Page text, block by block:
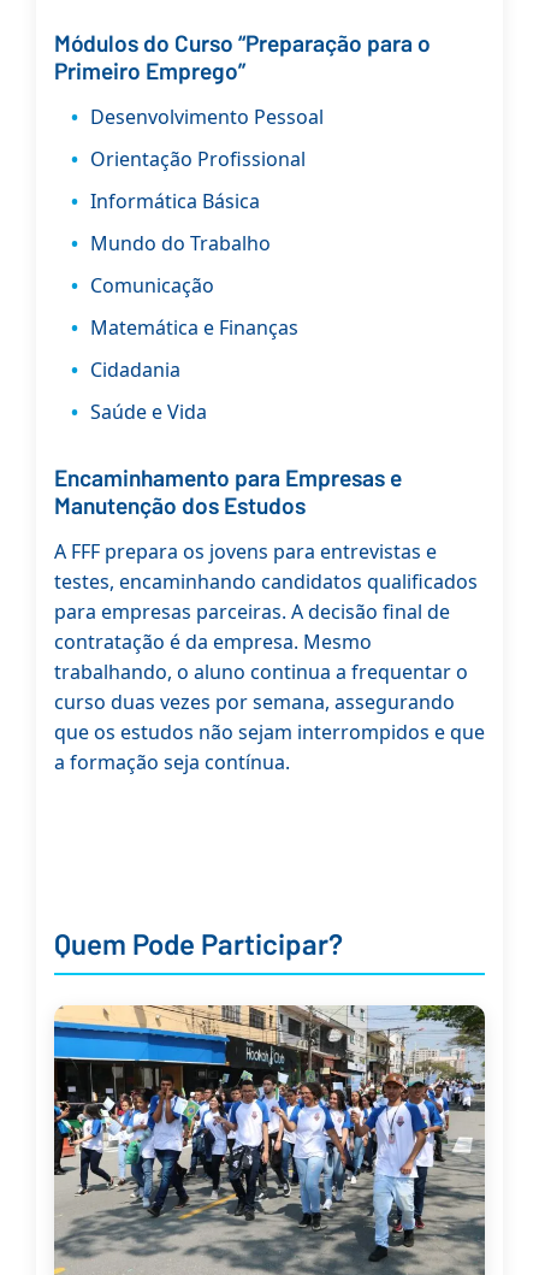
Módulos do Curso “Preparação para o
Primeiro Emprego”
Desenvolvimento Pessoal
Orientação Profissional
Informática Básica
Mundo do Trabalho
Comunicação
Matemática e Finanças
Cidadania
Saúde e Vida
Encaminhamento para Empresas e
Manutenção dos Estudos
A FFF prepara os jovens para entrevistas e
testes, encaminhando candidatos qualificados
para empresas parceiras. A decisão final de
contratação é da empresa. Mesmo
trabalhando, o aluno continua a frequentar o
curso duas vezes por semana, assegurando
que os estudos não sejam interrompidos e que
a formação seja contínua.
Quem Pode Participar?